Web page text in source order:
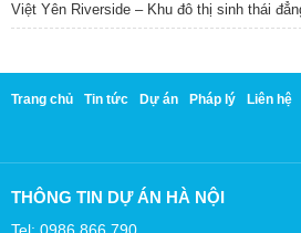
Việt Yên Riverside – Khu đô thị sinh thái
Trang chủ Tin tức Dự án Pháp lý Liên hệ
THÔNG TIN DỰ ÁN HÀ NỘI